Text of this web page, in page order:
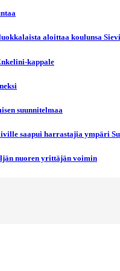
aloittaa koulunsa
kappale
suunnitelmaa
saapui harrastajia ympäri
nuoren yrittäjän voimin